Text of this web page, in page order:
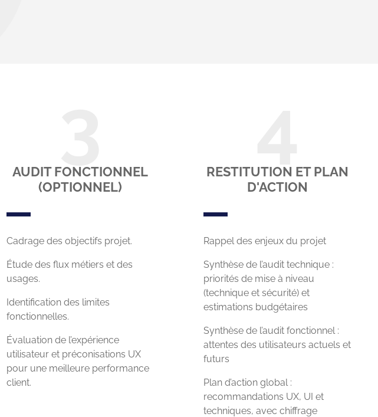
AUDIT FONCTIONNEL
(OPTIONNEL)
Cadrage des objectifs projet.
Étude des flux métiers et des
usages.
Identification des limites
fonctionnelles.
Évaluation de l’expérience
utilisateur et préconisations UX
pour une meilleure performance
client.
RESTITUTION ET PLAN
D'ACTION
Rappel des enjeux du projet
Synthèse de l’audit technique :
priorités de mise à niveau
(technique et sécurité) et
estimations budgétaires
Synthèse de l’audit fonctionnel :
attentes des utilisateurs actuels et
futurs
Plan d’action global :
recommandations UX, UI et
techniques, avec chiffrage